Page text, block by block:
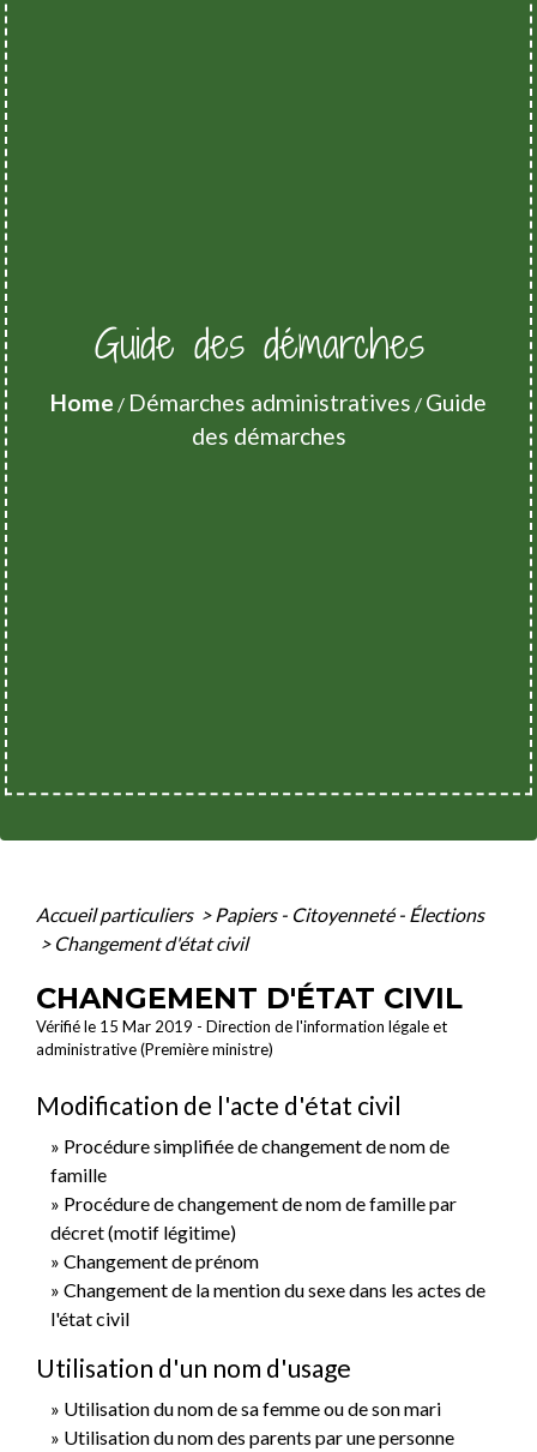
Guide des démarches
Home / Démarches administratives / Guide
des démarches
Accueil particuliers > Papiers - Citoyenneté - Élections
> Changement d'état civil
CHANGEMENT D'ÉTAT CIVIL
Vérifié le 15 Mar 2019 - Direction de l'information légale et
administrative (Première ministre)
Modification de l'acte d'état civil
Procédure simplifiée de changement de nom de
famille
Procédure de changement de nom de famille par
décret (motif légitime)
Changement de prénom
Changement de la mention du sexe dans les actes de
l'état civil
Utilisation d'un nom d'usage
Utilisation du nom de sa femme ou de son mari
Utilisation du nom des parents par une personne